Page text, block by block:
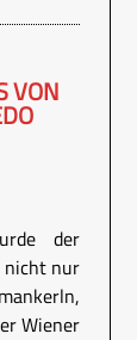
VON
der
nicht nur
Wiener